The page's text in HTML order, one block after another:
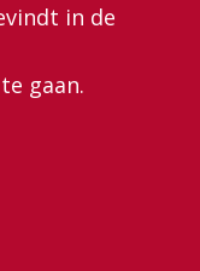
in de
gaan.